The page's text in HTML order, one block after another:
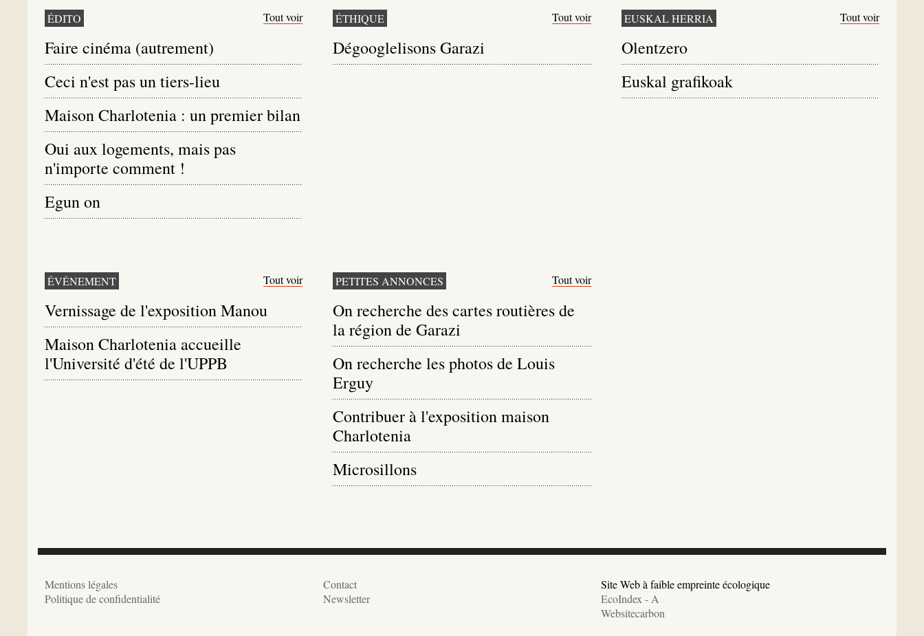
ÉDITO Tout voir
Faire cinéma (autrement)
Ceci n'est pas un tiers-lieu
Maison Charlotenia : un premier bilan
Oui aux logements, mais pas
n'importe comment !
Egun on
ÉTHIQUE Tout voir
Dégooglelisons Garazi
EUSKAL HERRIA Tout voir
Olentzero
Euskal grafikoak
ÉVÉNEMENT Tout voir
Vernissage de l'exposition Manou
Maison Charlotenia accueille
l'Université d'été de l'UPPB
PETITES ANNONCES Tout voir
On recherche des cartes routières de
la région de Garazi
On recherche les photos de Louis
Erguy
Contribuer à l'exposition maison
Charlotenia
Microsillons
Mentions légales
Politique de confidentialité
Contact
Newsletter
Site Web à faible empreinte écologique
EcoIndex - A
Websitecarbon